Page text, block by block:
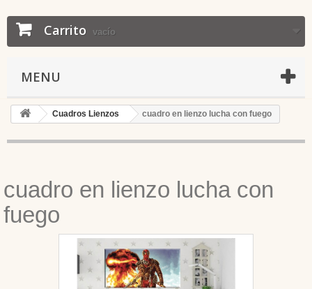
Carrito vacío
MENU
Cuadros Lienzos cuadro en lienzo lucha con fuego
cuadro en lienzo lucha con
fuego